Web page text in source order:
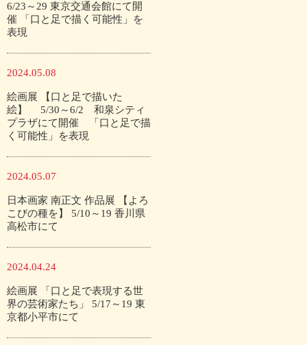
6/23～29 東京交通会館にて開
催 「口と足で描く可能性」を
表現
2024.05.08
絵画展 【口と足で描いた
絵】 5/30～6/2 和泉シティ
プラザにて開催 「口と足で描
く可能性」を表現
2024.05.07
日本画家 南正文 作品展 【よろ
こびの種を】 5/10～19 香川県
高松市にて
2024.04.24
絵画展 「口と足で表現する世
界の芸術家たち」 5/17～19 東
京都小平市にて